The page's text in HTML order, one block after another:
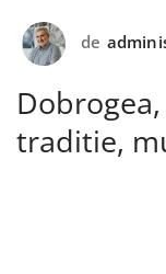
de
traditie,